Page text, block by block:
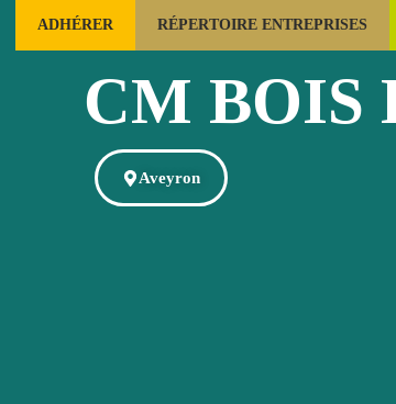
ADHÉRER RÉPERTOIRE ENTREPRISES
FORÊTS BOIS OCCITANIE
CM BOIS
Aveyron